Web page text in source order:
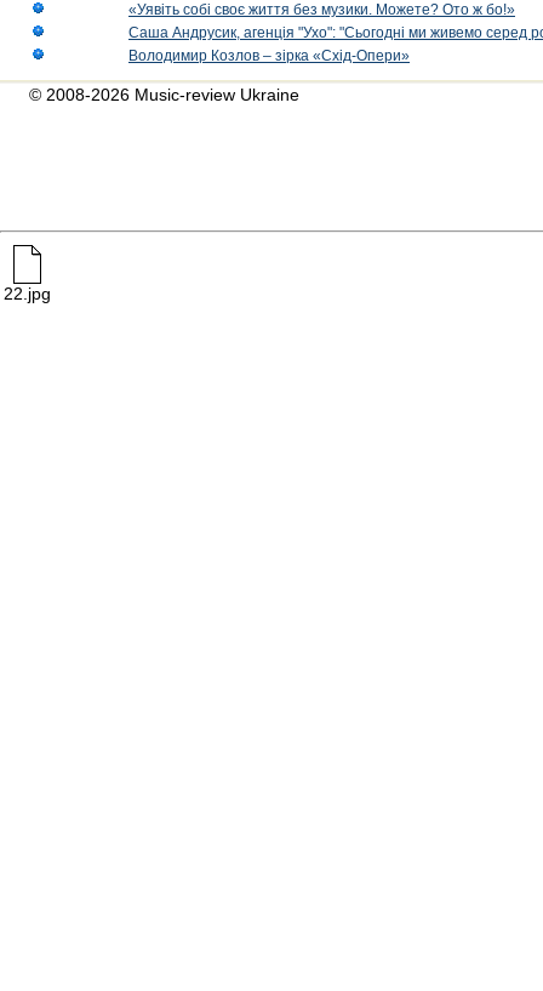
«Уявіть собі своє життя без музики. Можете? Ото ж бо!»
Саша Андрусик, агенція "Ухо": "Сьогодні ми живемо серед
Володимир Козлов – зірка «Схід-Опери»
© 2008-2026 Music-review Ukraine
22.jpg